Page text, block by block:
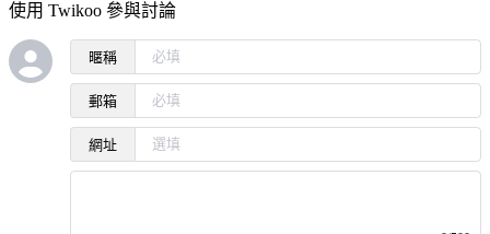
使用 Twikoo 參與討論
暱稱
郵箱
網址